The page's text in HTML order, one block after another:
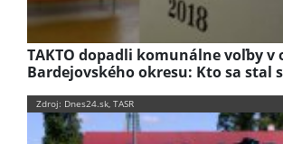
TAKTO dopadli komunálne voľby v
Bardejovského okresu: Kto sa stal
Zdroj: Dnes24.sk, TASR